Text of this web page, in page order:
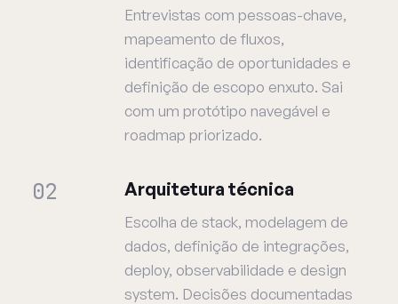
Entrevistas com pessoas-chave,
mapeamento de fluxos,
identificação de oportunidades e
definição de escopo enxuto. Sai
com um protótipo navegável e
roadmap priorizado.
02 Arquitetura técnica
Escolha de stack, modelagem de
dados, definição de integrações,
deploy, observabilidade e design
system. Decisões documentadas